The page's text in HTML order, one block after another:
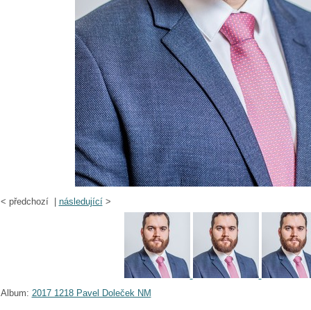
< předchozí | následující>
Album: 2017 1218 Pavel Doleček NM